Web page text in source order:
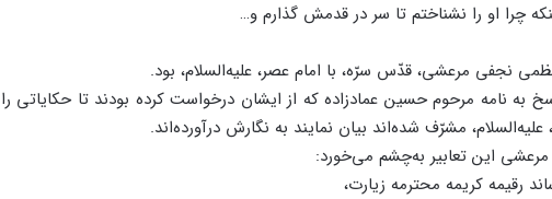
چرا او را نشناختم تا سر در قدمش گذارم و…
نجفى مرعشى، قدّس سرّه، با امام عصر، علیه‌‌السلام، بود.
نامه مرحوم حسین عمادزاده که از ایشان درخواست کرده بودند تا حکایاتى را
مشرّف شده‌‌اند بیان نمایند به نگارش درآورده‌‌اند.
مرعشى این تعابیر به‌‌چشم مى‌‌خورد:
رقیمه کریمه محترمه زیارت،